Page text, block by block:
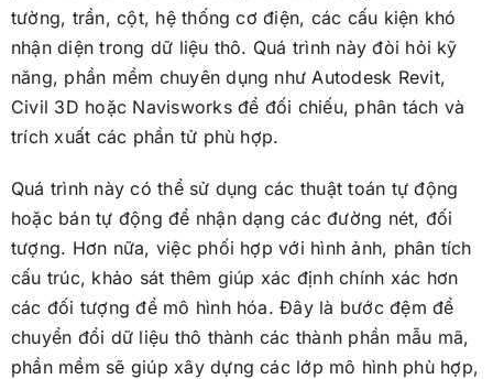
tường, trần, cột, hệ thống cơ điện, các cấu kiện khó
nhận diện trong dữ liệu thô. Quá trình này đòi hỏi kỹ
năng, phần mềm chuyên dụng như Autodesk Revit,
Civil 3D hoặc Navisworks để đối chiếu, phân tách và
trích xuất các phần tử phù hợp.
Quá trình này có thể sử dụng các thuật toán tự động
hoặc bán tự động để nhận dạng các đường nét, đối
tượng. Hơn nữa, việc phối hợp với hình ảnh, phân tích
cấu trúc, khảo sát thêm giúp xác định chính xác hơn
các đối tượng để mô hình hóa. Đây là bước đệm để
chuyển đổi dữ liệu thô thành các thành phần mẫu mã,
phần mềm sẽ giúp xây dựng các lớp mô hình phù hợp,